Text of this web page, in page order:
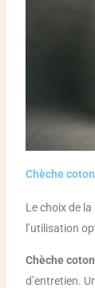
Chèche
Le choix de
l’utilisation
Chèche coton
d’entretien.